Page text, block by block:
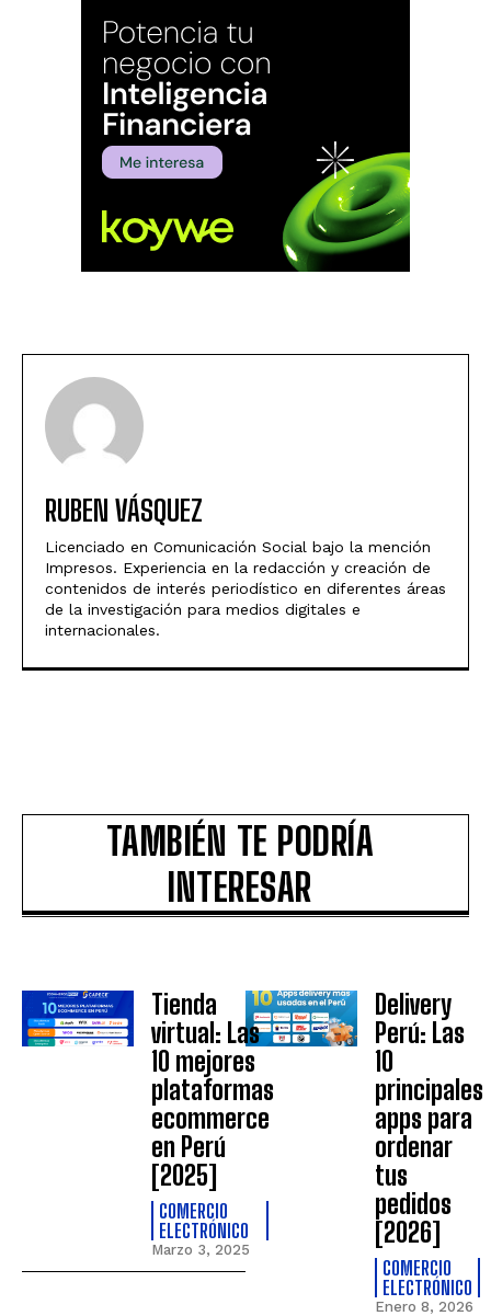
RUBEN VÁSQUEZ
Licenciado en Comunicación Social bajo la mención
Impresos. Experiencia en la redacción y creación de
contenidos de interés periodístico en diferentes áreas
de la investigación para medios digitales e
internacionales.
TAMBIÉN TE PODRÍA
INTERESAR
Tienda
virtual: Las
10 mejores
plataformas
ecommerce
en Perú
[2025]
COMERCIO
ELECTRÓNICO
Marzo 3, 2025
Delivery
Perú: Las
10
principales
apps para
ordenar
tus
pedidos
[2026]
COMERCIO
ELECTRÓNICO
Enero 8, 2026